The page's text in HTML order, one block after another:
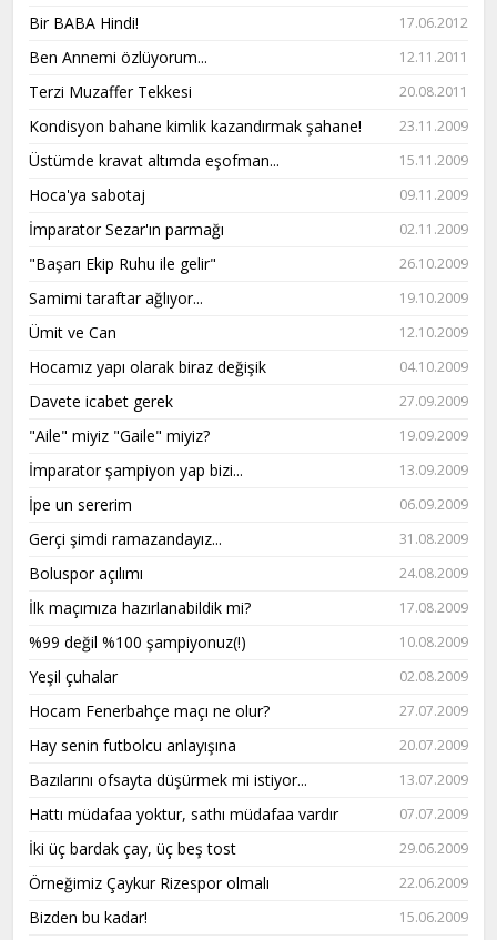
Bir BABA Hindi! 17.06.2012
Ben Annemi özlüyorum... 12.11.2011
Terzi Muzaffer Tekkesi 20.08.2011
Kondisyon bahane kimlik kazandırmak şahane! 23.11.2009
Üstümde kravat altımda eşofman... 15.11.2009
Hoca'ya sabotaj 09.11.2009
İmparator Sezar'ın parmağı 02.11.2009
"Başarı Ekip Ruhu ile gelir" 26.10.2009
Samimi taraftar ağlıyor... 19.10.2009
Ümit ve Can 12.10.2009
Hocamız yapı olarak biraz değişik 04.10.2009
Davete icabet gerek 27.09.2009
"Aile" miyiz "Gaile" miyiz? 19.09.2009
İmparator şampiyon yap bizi... 13.09.2009
İpe un sererim 06.09.2009
Gerçi şimdi ramazandayız... 31.08.2009
Boluspor açılımı 24.08.2009
İlk maçımıza hazırlanabildik mi? 17.08.2009
%99 değil %100 şampiyonuz(!) 10.08.2009
Yeşil çuhalar 02.08.2009
Hocam Fenerbahçe maçı ne olur? 27.07.2009
Hay senin futbolcu anlayışına 20.07.2009
Bazılarını ofsayta düşürmek mi istiyor... 13.07.2009
Hattı müdafaa yoktur, sathı müdafaa vardır 07.07.2009
İki üç bardak çay, üç beş tost 29.06.2009
Örneğimiz Çaykur Rizespor olmalı 22.06.2009
Bizden bu kadar! 15.06.2009